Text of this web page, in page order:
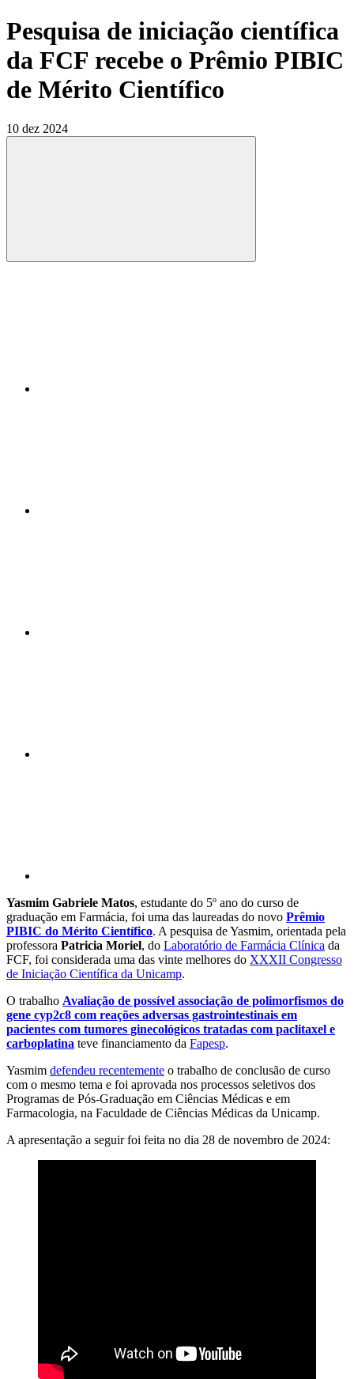
Pesquisa de iniciação científica
da FCF recebe o Prêmio PIBIC
de Mérito Científico
10 dez 2024
Compartilhar
Yasmim Gabriele Matos, estudante do 5º ano do curso de
graduação em Farmácia, foi uma das laureadas do novo Prêmio
PIBIC do Mérito Científico. A pesquisa de Yasmim, orientada pela
professora Patricia Moriel, do Laboratório de Farmácia Clínica da
FCF, foi considerada uma das vinte melhores do XXXII Congresso
de Iniciação Científica da Unicamp.
O trabalho Avaliação de possível associação de polimorfismos do
gene cyp2c8 com reações adversas gastrointestinais em
pacientes com tumores ginecológicos tratadas com paclitaxel e
carboplatina teve financiamento da Fapesp.
Yasmim defendeu recentemente o trabalho de conclusão de curso
com o mesmo tema e foi aprovada nos processos seletivos dos
Programas de Pós-Graduação em Ciências Médicas e em
Farmacologia, na Faculdade de Ciências Médicas da Unicamp.
A apresentação a seguir foi feita no dia 28 de novembro de 2024: